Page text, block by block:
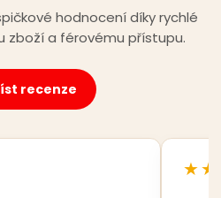
hodnocení díky rychlé
zboží a férovému přístupu.
recenze